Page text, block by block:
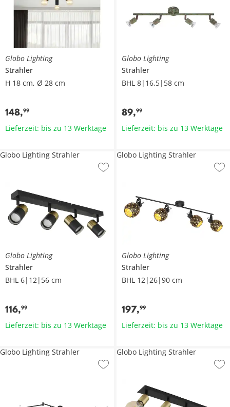
Globo Lighting
Strahler
H 18 cm, Ø 28 cm
148,99
Lieferzeit: bis zu 13 Werktage
Globo Lighting
Strahler
BHL 8|16,5|58 cm
89,99
Lieferzeit: bis zu 13 Werktage
Globo Lighting
Strahler
BHL 6|12|56 cm
116,99
Globo Lighting Strahler
Lieferzeit: bis zu 13 Werktage
Globo Lighting
Strahler
BHL 12|26|90 cm
197,99
Globo Lighting Strahler
Lieferzeit: bis zu 13 Werktage
Globo Lighting Strahler Globo Lighting Strahler